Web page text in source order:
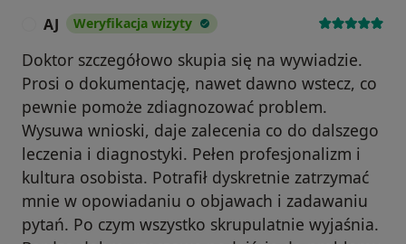
AJ Weryfikacja wizyty
Doktor szczegółowo skupia się na wywiadzie.
Prosi o dokumentację, nawet dawno wstecz, co
pewnie pomoże zdiagnozować problem.
Wysuwa wnioski, daje zalecenia co do dalszego
leczenia i diagnostyki. Pełen profesjonalizm i
kultura osobista. Potrafił dyskretnie zatrzymać
mnie w opowiadaniu o objawach i zadawaniu
pytań. Po czym wszystko skrupulatnie wyjaśnia.